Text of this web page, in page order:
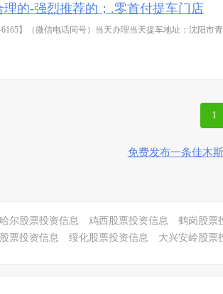
的-强烈推荐的；.零首付提车门店
】（微信电话同号）当天办理当天提车地址：沈阳
1
免费发布一条佳木
尔股票投资信息 鸡西股票投资信息 鹤岗股票
票投资信息 绥化股票投资信息 大兴安岭股票